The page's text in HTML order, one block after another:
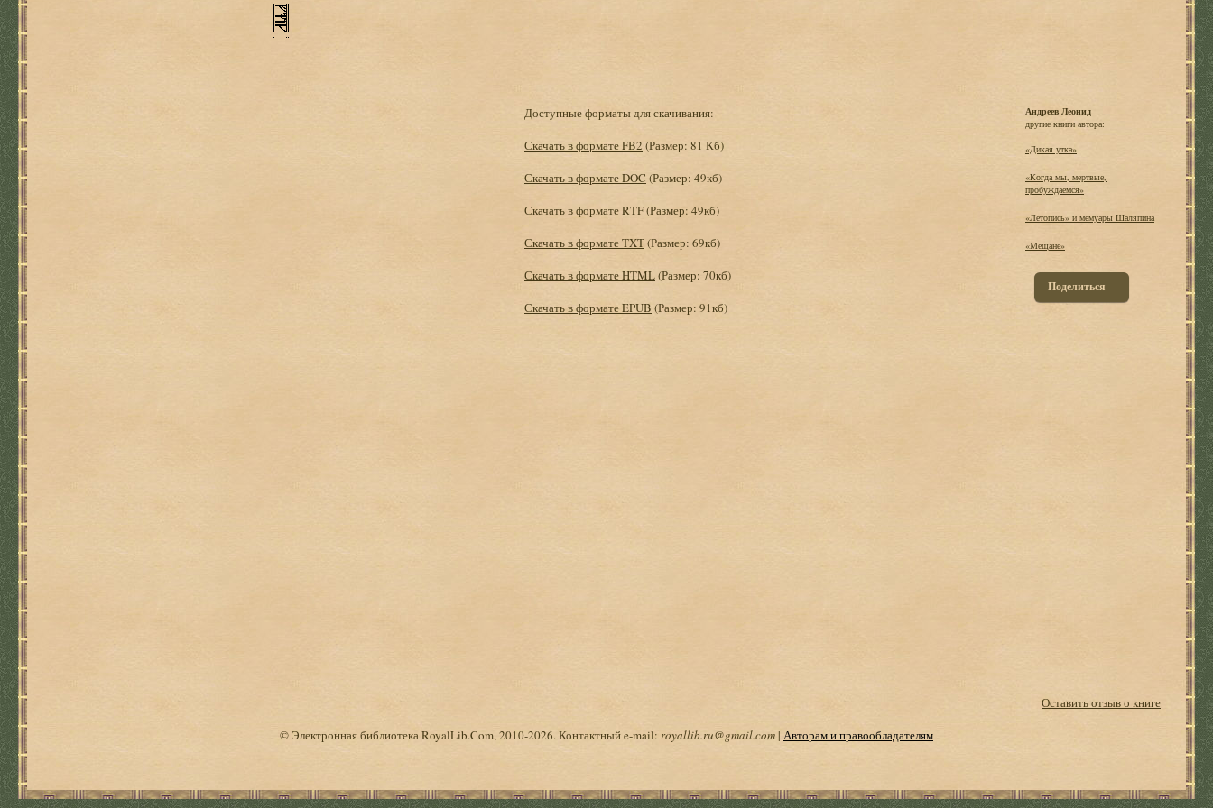
Доступные форматы для скачивания:
Скачать в формате FB2 (Размер: 81 Кб)
Скачать в формате DOC (Размер: 49кб)
Скачать в формате RTF(Размер: 49кб)
Скачать в формате TXT(Размер: 69кб)
Скачать в формате HTML(Размер: 70кб)
Скачать в формате EPUB (Размер: 91кб)
Андреев Леонид
другие книги автора:
«Дикая утка»
«Когда мы, мертвые,
пробуждаемся»
«Летопись» и мемуары Шаляпина
«Мещане»
Поделиться
Оставить отзыв о книге
© Электронная библиотека RoyalLib.Com, 2010-2026. Контактный e-mail: royallib.ru@gmail.com| Авторам и правообладателям